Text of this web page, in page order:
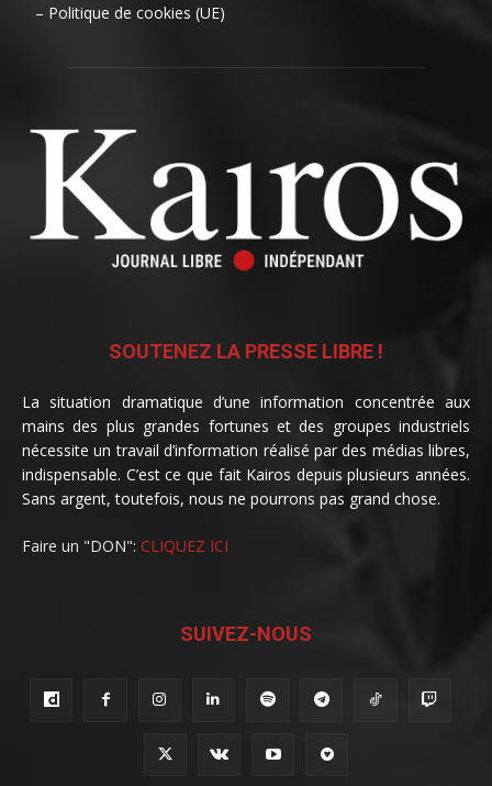
– Politique de cookies (UE)
SOUTENEZ LA PRESSE LIBRE !
La situation dramatique d’une information concentrée aux
mains des plus grandes fortunes et des groupes industriels
nécessite un travail d’information réalisé par des médias libres,
indispensable. C’est ce que fait Kairos depuis plusieurs années.
Sans argent, toutefois, nous ne pourrons pas grand chose.
Faire un "DON": CLIQUEZ ICI
SUIVEZ-NOUS